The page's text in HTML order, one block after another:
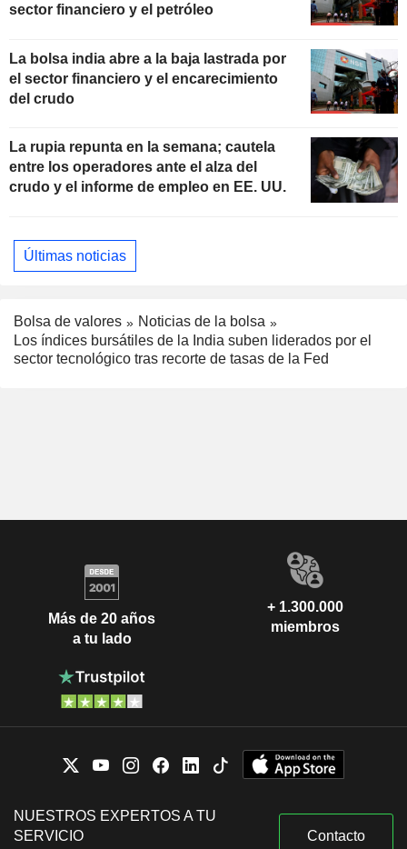
sector financiero y el petróleo
La bolsa india abre a la baja lastrada por
el sector financiero y el encarecimiento
del crudo
La rupia repunta en la semana; cautela
entre los operadores ante el alza del
crudo y el informe de empleo en EE. UU.
Últimas noticias
Bolsa de valores
Noticias de la bolsa
Los índices bursátiles de la India suben liderados por el
sector tecnológico tras recorte de tasas de la Fed
Más de 20 años
a tu lado
+ 1.300.000
miembros
NUESTROS EXPERTOS A TU
SERVICIO
Contacto